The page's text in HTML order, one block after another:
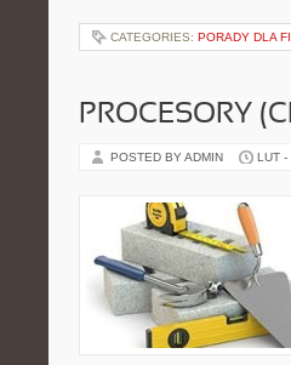
CATEGORIES: PORADY DLA
PROCESORY
POSTED BY ADMIN LUT -